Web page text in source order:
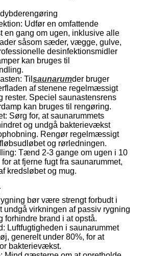
Udfør en omfattende
en gang om ugen, inklusive alle
såsom sæder, vægge, gulve,
desinfektionsmidler
kan bruges til
Tilsaunarumder bruger
af ​​stenene regelmæssigt
rester. Speciel saunastensrens
kan bruges til rengøring.
Sørg for, at saunarummets
og undgå bakterievækst
Rengør regelmæssigt
og rørledningen.
Tænd 2-3 gange om ugen i 10
at fjerne fugt fra saunarummet,
kredsløbet og mug.
bør være strengt forbudt i
undgå virkningen af ​​passiv rygning
forhindre brand i at opstå.
Luftfugtigheden i saunarummet
generelt under 80%, for at
bakterievækst.